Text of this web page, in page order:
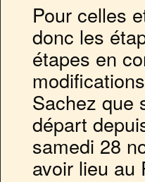
Pour celles
donc les
étapes en
Sachez que
départ
samedi 28
avoir lieu au